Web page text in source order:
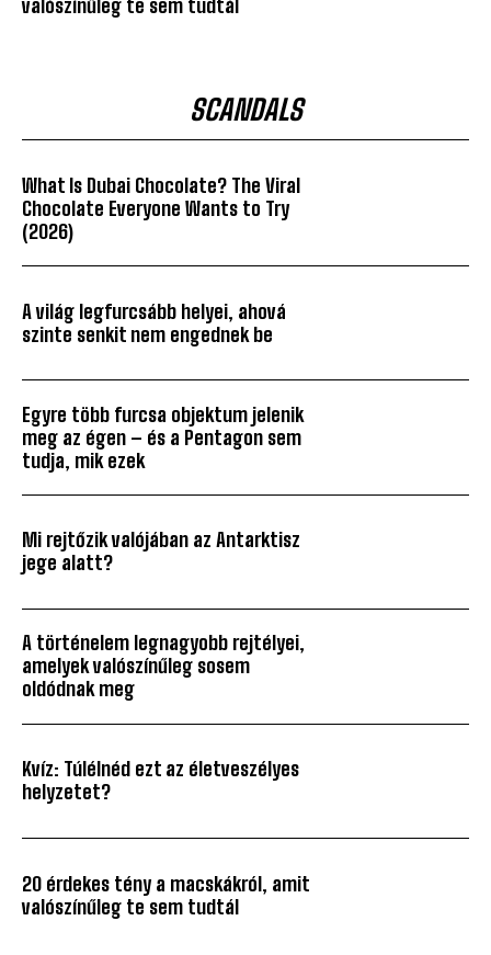
valószínűleg te sem tudtál
SCANDALS
What Is Dubai Chocolate? The Viral
Chocolate Everyone Wants to Try
(2026)
A világ legfurcsább helyei, ahová
szinte senkit nem engednek be
Egyre több furcsa objektum jelenik
meg az égen – és a Pentagon sem
tudja, mik ezek
Mi rejtőzik valójában az Antarktisz
jege alatt?
A történelem legnagyobb rejtélyei,
amelyek valószínűleg sosem
oldódnak meg
Kvíz: Túlélnéd ezt az életveszélyes
helyzetet?
20 érdekes tény a macskákról, amit
valószínűleg te sem tudtál